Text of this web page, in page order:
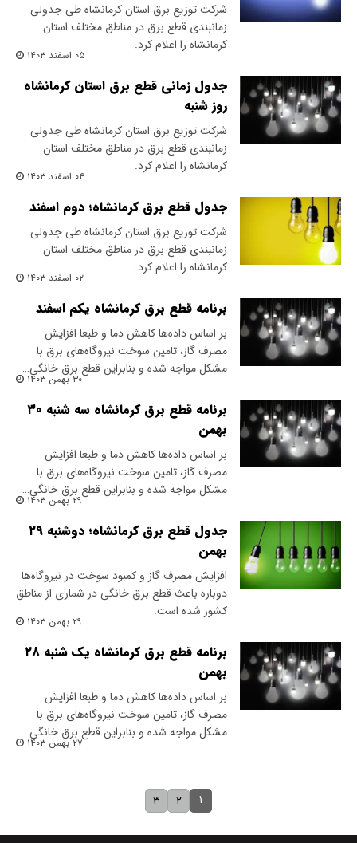
شرکت توزیع برق استان کرمانشاه طی جدولی
زمانبندی قطع برق در مناطق مختلف استان
کرمانشاه را اعلام کرد.
۰۵ اسفند ۱۴۰۳
جدول زمانی قطع برق استان کرمانشاه
روز شنبه
شرکت توزیع برق استان کرمانشاه طی جدولی
زمانبندی قطع برق در مناطق مختلف استان
کرمانشاه را اعلام کرد.
۰۴ اسفند ۱۴۰۳
جدول قطع برق کرمانشاه؛ دوم اسفند
شرکت توزیع برق استان کرمانشاه طی جدولی
زمانبندی قطع برق در مناطق مختلف استان
کرمانشاه را اعلام کرد.
۰۲ اسفند ۱۴۰۳
برنامه قطع برق کرمانشاه یکم اسفند
بر اساس داده‌ها کاهش دما و طبعا افزایش
مصرف گاز، تامین سوخت نیروگاه‌های برق با
مشکل مواجه شده و بنابراین قطع برق خانگی…
۳۰ بهمن ۱۴۰۳
برنامه قطع برق کرمانشاه سه شنبه ۳۰
بهمن
بر اساس داده‌ها کاهش دما و طبعا افزایش
مصرف گاز، تامین سوخت نیروگاه‌های برق با
مشکل مواجه شده و بنابراین قطع برق خانگی…
۲۹ بهمن ۱۴۰۳
جدول قطع برق کرمانشاه؛ دوشنبه ۲۹
بهمن
افزایش مصرف گاز و کمبود سوخت در نیروگاه‌ها
دوباره باعث قطع برق خانگی در شماری از مناطق
کشور شده است.
۲۹ بهمن ۱۴۰۳
برنامه قطع برق کرمانشاه یک شنبه ۲۸
بهمن
بر اساس داده‌ها کاهش دما و طبعا افزایش
مصرف گاز، تامین سوخت نیروگاه‌های برق با
مشکل مواجه شده و بنابراین قطع برق خانگی…
۲۷ بهمن ۱۴۰۳
۱ ۲ ۳